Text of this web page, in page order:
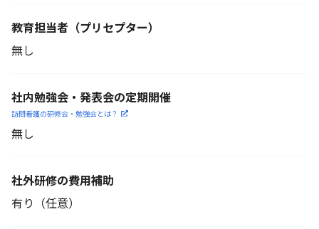
教育担当者 （プリセプター）
無し
社内勉強会・発表会の定期開催
訪問看護の研修会・勉強会とは？
無し
社外研修の費用補助
有り（任意）